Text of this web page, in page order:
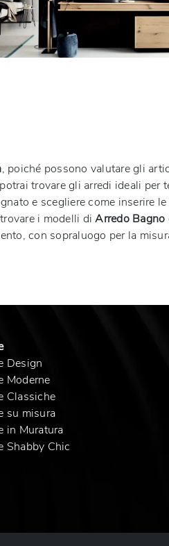
, poiché possono valutare gli
trovare gli arredi ideali per
e scegliere come inserire
i modelli diArredo Bagno
con sopraluogo per la
Design
Moderne
Classiche
su misura
in Muratura
Shabby Chic